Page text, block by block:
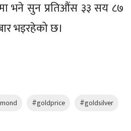
भने सुन प्रतिऔंस ३३ सय ८७
भइरहेको छ।
#goldprice
#goldsilver